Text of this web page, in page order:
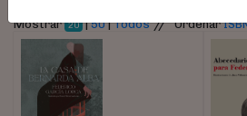
Mostrar 20 |50|Todos//Ordenar